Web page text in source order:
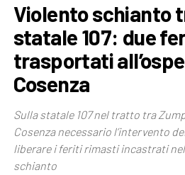
Violento schianto
statale 107: due
trasportati
Cosenza
Sulla statale 107 nel tratto tra
Cosenza necessario l’intervento
liberare i feriti rimasti incastrati
schianto